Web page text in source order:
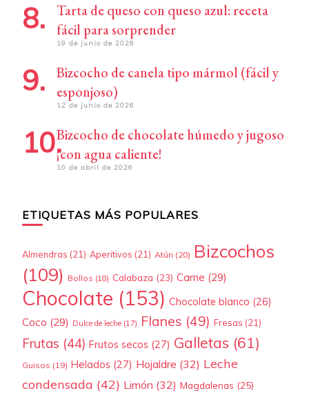
Tarta de queso con queso azul: receta
fácil para sorprender
19 de junio de 2026
Bizcocho de canela tipo mármol (fácil y
esponjoso)
12 de junio de 2026
Bizcocho de chocolate húmedo y jugoso
¡con agua caliente!
10 de abril de 2026
ETIQUETAS MÁS POPULARES
Almendras (21) Aperitivos (21) Atún (20) Bizcochos
(109) Bollos (18) Calabaza (23) Carne (29)
Chocolate (153) Chocolate blanco (26)
Coco (29) Dulce de leche (17) Flanes (49) Fresas (21)
Frutas (44) Frutos secos (27) Galletas (61)
Guisos (19) Helados (27) Hojaldre (32) Leche
condensada (42) Limón (32) Magdalenas (25)